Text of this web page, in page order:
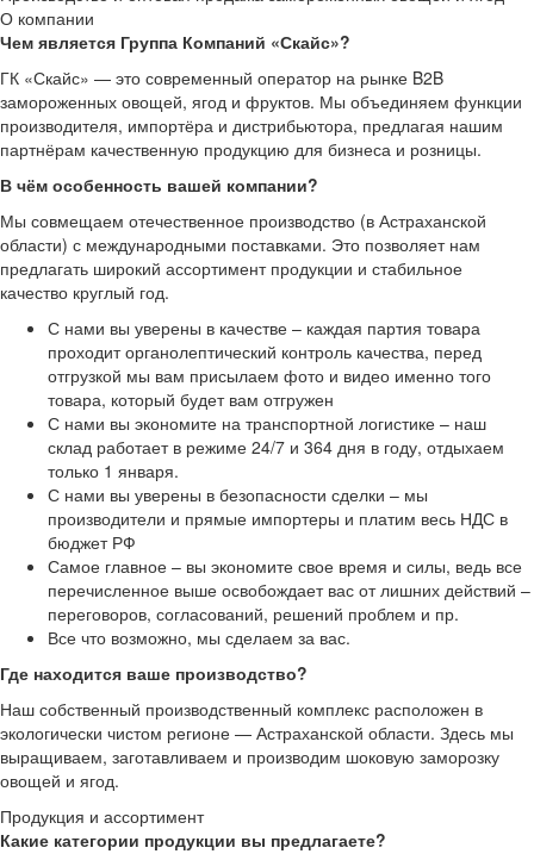
О компании
Чем является Группа Компаний «Скайс»?
ГК «Скайс» — это современный оператор на рынке B2B
замороженных овощей, ягод и фруктов. Мы объединяем функции
производителя, импортёра и дистрибьютора, предлагая нашим
партнёрам качественную продукцию для бизнеса и розницы.
В чём особенность вашей компании?
Мы совмещаем отечественное производство (в Астраханской
области) с международными поставками. Это позволяет нам
предлагать широкий ассортимент продукции и стабильное
качество круглый год.
С нами вы уверены в качестве – каждая партия товара
проходит органолептический контроль качества, перед
отгрузкой мы вам присылаем фото и видео именно того
товара, который будет вам отгружен
С нами вы экономите на транспортной логистике – наш
склад работает в режиме 24/7 и 364 дня в году, отдыхаем
только 1 января.
С нами вы уверены в безопасности сделки – мы
производители и прямые импортеры и платим весь НДС в
бюджет РФ
Самое главное – вы экономите свое время и силы, ведь все
перечисленное выше освобождает вас от лишних действий –
переговоров, согласований, решений проблем и пр.
Все что возможно, мы сделаем за вас.
Где находится ваше производство?
Наш собственный производственный комплекс расположен в
экологически чистом регионе — Астраханской области. Здесь мы
выращиваем, заготавливаем и производим шоковую заморозку
овощей и ягод.
Продукция и ассортимент
Какие категории продукции вы предлагаете?